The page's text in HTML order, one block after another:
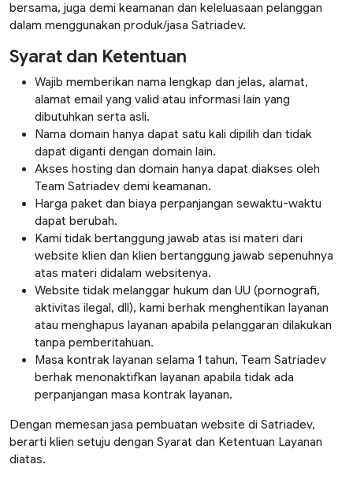
bersama, juga demi keamanan dan keleluasaan pelanggan
dalam menggunakan produk/jasa Satriadev.
Syarat dan Ketentuan
Wajib memberikan nama lengkap dan jelas, alamat,
alamat email yang valid atau informasi lain yang
dibutuhkan serta asli.
Nama domain hanya dapat satu kali dipilih dan tidak
dapat diganti dengan domain lain.
Akses hosting dan domain hanya dapat diakses oleh
Team Satriadev demi keamanan.
Harga paket dan biaya perpanjangan sewaktu-waktu
dapat berubah.
Kami tidak bertanggung jawab atas isi materi dari
website klien dan klien bertanggung jawab sepenuhnya
atas materi didalam websitenya.
Website tidak melanggar hukum dan UU (pornografi,
aktivitas ilegal, dll), kami berhak menghentikan layanan
atau menghapus layanan apabila pelanggaran dilakukan
tanpa pemberitahuan.
Masa kontrak layanan selama 1 tahun, Team Satriadev
berhak menonaktifkan layanan apabila tidak ada
perpanjangan masa kontrak layanan.
Dengan memesan jasa pembuatan website di Satriadev,
berarti klien setuju dengan Syarat dan Ketentuan Layanan
diatas.